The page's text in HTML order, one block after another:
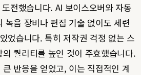
전했습니다. AI 보이스오버와 자동
녹음 장비나 편집 기술 없이도 세련
었습니다. 특히 저작권 걱정 없는 스
퀄리티를 높인 것이 주효했습니다.
반응을 얻었고, 이는 직접적인 계